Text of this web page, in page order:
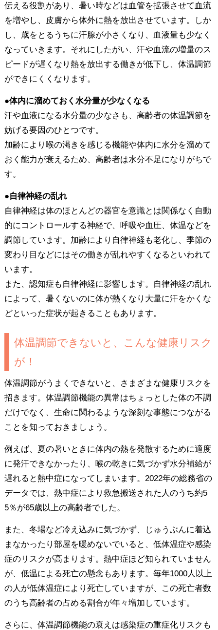
伝える役割があり、暑い時などは血管を拡張させて血流
を増やし、皮膚から体外に熱を放出させています。しか
し、歳をとるうちに汗腺が小さくなり、血液量も少なく
なっていきます。それにしたがい、汗や血流の増量のス
ピードが遅くなり熱を放出する働きが低下し、体温調節
ができにくくなります。
●体内に溜めておく水分量が少なくなる
汗や血液になる水分量の少なさも、高齢者の体温調節を
妨げる要因のひとつです。
加齢により喉の渇きを感じる機能や体内に水分を溜めて
おく能力が衰えるため、高齢者は水分不足になりがちで
す。
●自律神経の乱れ
自律神経は体のほとんどの器官を意識とは関係なく自動
的にコントロールする神経で、呼吸や血圧、体温などを
調節しています。加齢により自律神経も老化し、季節の
変わり目などにはその働きが乱れやすくなるといわれて
います。
また、認知症も自律神経に影響します。自律神経の乱れ
によって、暑くないのに体が熱くなり大量に汗をかくな
どといった症状が起きることもあります。
体温調節できないと、こんな健康リスク
が！
体温調節がうまくできないと、さまざまな健康リスクを
招きます。体温調節機能の異常はちょっとした体の不調
だけでなく、生命に関わるような深刻な事態につながる
ことを知っておきましょう。
例えば、夏の暑いときに体内の熱を発散するために適度
に発汗できなかったり、喉の乾きに気づかず水分補給が
遅れると熱中症になってしまいます。2022年の総務省の
データでは、熱中症により救急搬送された人のうち約5
5％が65歳以上の高齢者でした。
また、冬場など冷え込みに気づかず、じゅうぶんに着込
まなかったり部屋を暖めないでいると、低体温症や感染
症のリスクが高まります。熱中症ほど知られていません
が、低温による死亡の懸念もあります。毎年1000人以上
の人が低体温症により死亡していますが、この死亡者数
のうち高齢者の占める割合が年々増加しています。
さらに、体温調節機能の衰えは感染症の重症化リスクも